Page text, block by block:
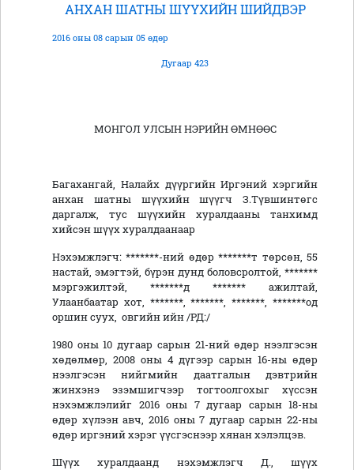
АНХАН ШАТНЫ ШҮҮХИЙН ШИЙДВЭР
2016 оны 08 сарын 05 өдөр
Дугаар 423
МОНГОЛ УЛСЫН НЭРИЙН ӨМНӨӨС
Багахангай, Налайх дүүргийн Иргэний хэргийн
анхан шатны шүүхийн шүүгч З.Түвшинтөгс
даргалж, тус шүүхийн хуралдааны танхимд
хийсэн шүүх хуралдаанаар
Нэхэмжлэгч: *******-ний өдөр *******т төрсөн, 55
настай, эмэгтэй, бүрэн дунд боловсролтой, *******
мэргэжилтэй, *******д ******* ажилтай,
Улаанбаатар хот, *******, *******, *******, *******од
оршин суух, овгийн ийн /РД:/
1980 оны 10 дугаар сарын 21-ний өдөр нээлгэсэн
хөдөлмөр, 2008 оны 4 дүгээр сарын 16-ны өдөр
нээлгэсэн нийгмийн даатгалын дэвтрийн
жинхэнэ эзэмшигчээр тогтоолгохыг хүссэн
нэхэмжлэлийг 2016 оны 7 дугаар сарын 18-ны
өдөр хүлээн авч, 2016 оны 7 дугаар сарын 22-ны
өдөр иргэний хэрэг үүсгэснээр хянан хэлэлцэв.
Шүүх хуралдаанд нэхэмжлэгч Д., шүүх